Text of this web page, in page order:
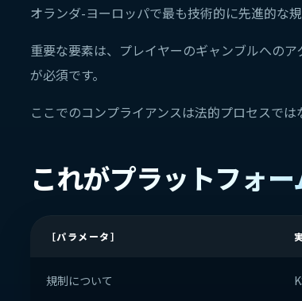
オランダ-ヨーロッパで最も技術的に先進的な
重要な要素は、プレイヤーのギャンブルへの
が必須です。
ここでのコンプライアンスは法的プロセスで
これがプラットフォ
［パラメータ］
規制について